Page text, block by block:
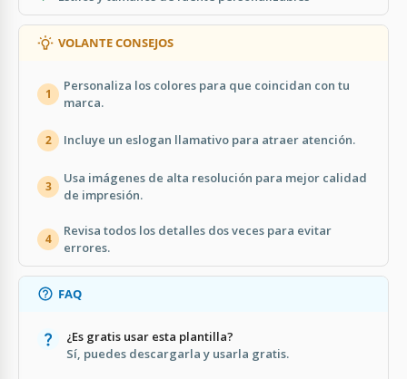
VOLANTE CONSEJOS
1
Personaliza los colores para que coincidan con tu
marca.
2 Incluye un eslogan llamativo para atraer atención.
3
Usa imágenes de alta resolución para mejor calidad
de impresión.
4
Revisa todos los detalles dos veces para evitar
errores.
FAQ
¿Es gratis usar esta plantilla?
Sí, puedes descargarla y usarla gratis.